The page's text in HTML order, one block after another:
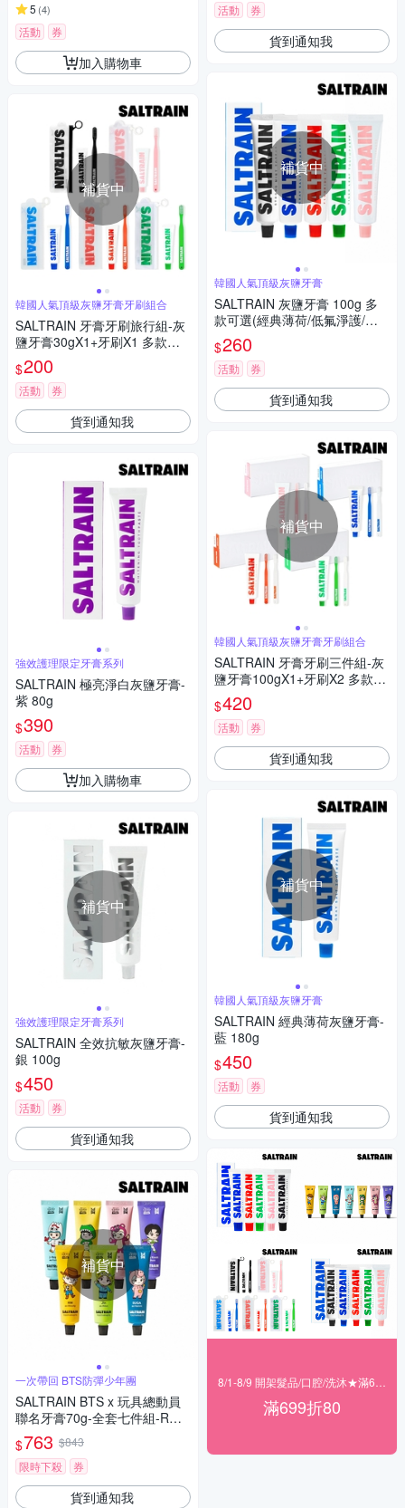
5 (4)
活動 券
加入購物車
補貨中
韓國人氣頂級灰鹽牙膏牙刷組合
SALTRAIN 牙膏牙刷旅行組-灰
鹽牙膏30gX1+牙刷X1 多款可
選 (經典薄荷/低氟淨護/積雪草
修護/清恬香檸/強效薄荷)
$200
活動 券
貨到通知我
強效護理限定牙膏系列
SALTRAIN 極亮淨白灰鹽牙膏-
紫 80g
$390
活動 券
加入購物車
補貨中
強效護理限定牙膏系列
SALTRAIN 全效抗敏灰鹽牙膏-
銀 100g
$450
活動 券
貨到通知我
補貨中
一次帶回 BTS防彈少年團
SALTRAIN BTS x 玩具總動員
聯名牙膏70g-全套七件組-RM/J
in/SUGA/j-hop/Jimin/V/Jung K
ook
$763 $843
限時下殺
券
貨到通知我
活動 券
貨到通知我
補貨中
韓國人氣頂級灰鹽牙膏
SALTRAIN 灰鹽牙膏 100g 多
款可選(經典薄荷/低氟淨護/積
雪草修護/清恬香檸/強效薄荷)
$260
活動 券
貨到通知我
補貨中
韓國人氣頂級灰鹽牙膏牙刷組合
SALTRAIN 牙膏牙刷三件組-灰
鹽牙膏100gX1+牙刷X2 多款可
選 (經典薄荷/低氟淨護/積雪草
修護/清恬香檸)
$420
活動 券
貨到通知我
補貨中
韓國人氣頂級灰鹽牙膏
SALTRAIN 經典薄荷灰鹽牙膏-
藍 180g
$450
活動 券
貨到通知我
滿699折80